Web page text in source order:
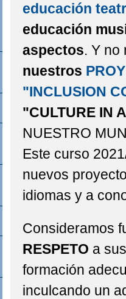
educación
educación
aspectos. Y no
nuestros
"INCLUSION
"CULTURE IN
NUESTRO
Este curso
nuevos
idiomas y a
Consideramos
RESPETO a
formación
inculcando un